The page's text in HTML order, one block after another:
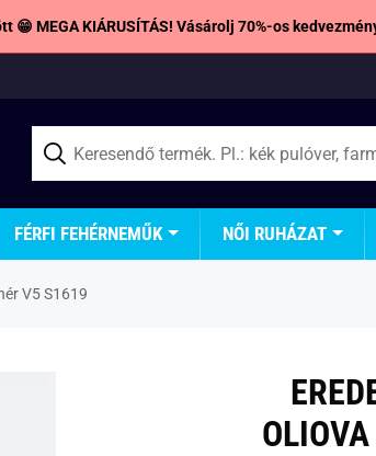
😁 MEGA KIÁRUSÍTÁS! Vásárolj 70%-os
FÉRFI FEHÉRNEMŰK NŐI RUHÁZAT
V5 S1619